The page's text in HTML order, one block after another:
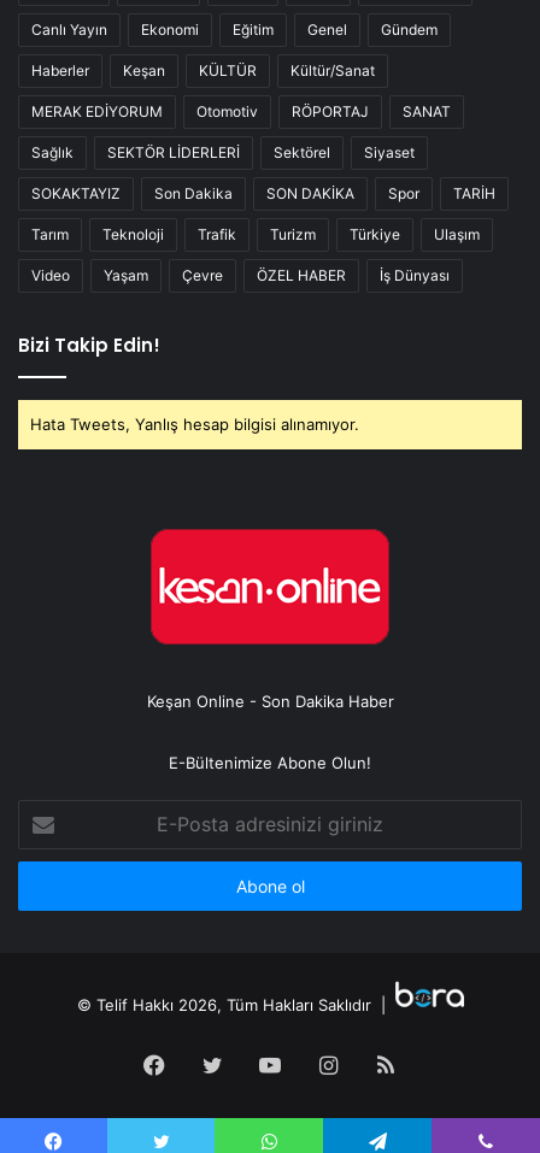
Canlı Yayın Ekonomi Eğitim Genel Gündem
Haberler Keşan KÜLTÜR Kültür/Sanat
MERAK EDİYORUM Otomotiv RÖPORTAJ SANAT
Sağlık SEKTÖR LİDERLERİ Sektörel Siyaset
SOKAKTAYIZ Son Dakika SON DAKİKA Spor TARİH
Tarım Teknoloji Trafik Turizm Türkiye Ulaşım
Video Yaşam Çevre ÖZEL HABER İş Dünyası
Bizi Takip Edin!
Hata Tweets, Yanlış hesap bilgisi alınamıyor.
Keşan Online - Son Dakika Haber
E-Bültenimize Abone Olun!
Posta
adresinizi
© Telif Hakkı 2026, Tüm Hakları Saklıdır |
Facebook
TwitterYouTubeInstagram
RSS